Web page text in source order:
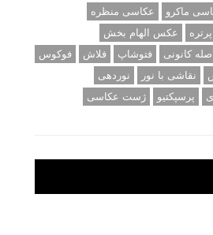
ماکرو
عکاسی منظره
عکس الهام بخش
کانونی فتوشاپ فلاش
فوکوس
نقاشی با نور
نوردهی
پرسپکتیو ژست عکاسی